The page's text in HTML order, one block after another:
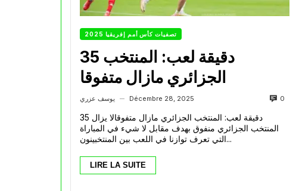
تصفيات كأس أمم إفريقيا 2025
35 دقيقة لعب: المنتخب
الجزائري مازال متفوقا
يوسف عزري — Décembre 28, 2025 0
35 دقيقة لعب: المنتخب الجزائري مازال متفوقالا يزال
المنتخب الجزائري منفوق بهدف مقابل لا شيء في المباراة
التي تعرف توازنا في اللعب بين المنتخبينون...
LIRE LA SUITE